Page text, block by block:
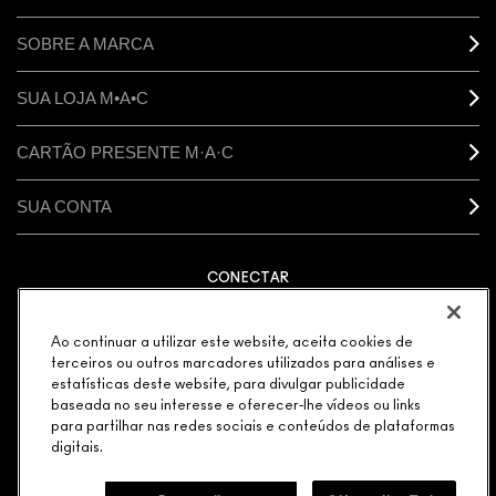
SOBRE A MARCA
SUA LOJA M•A•C
CARTÃO PRESENTE M·A·C
SUA CONTA
CONECTAR
GERENCIAR COOKIES DO SITE
POLÍTICA DE PRIVACIDADE
TERMOS & CONDIÇÕES
POLÍTICA M·A·C CONTRA FALSIFICADOS
© MAKE-UP ART COSMETICS. TODOS OS DIREITOS
Ao continuar a utilizar este website, aceita cookies de
terceiros ou outros marcadores utilizados para análises e
estatísticas deste website, para divulgar publicidade
baseada no seu interesse e oferecer-lhe vídeos ou links
para partilhar nas redes sociais e conteúdos de plataformas
digitais.